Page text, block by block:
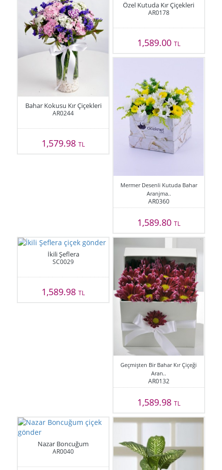
Bahar Kokusu Kır Çiçekleri
AR0244
1,579.98TL
Özel Kutuda Kır Çiçekleri
AR0178
1,589.00 TL
Mermer Desenli Kutuda Bahar
Aranjma..
AR0360
1,589.80 TL
İkili Şeflera
SC0029
1,589.98TL
Geçmişten Bir Bahar Kır Çiçeği
Aran..
AR0132
1,589.98 TL
Nazar Boncuğum
AR0040